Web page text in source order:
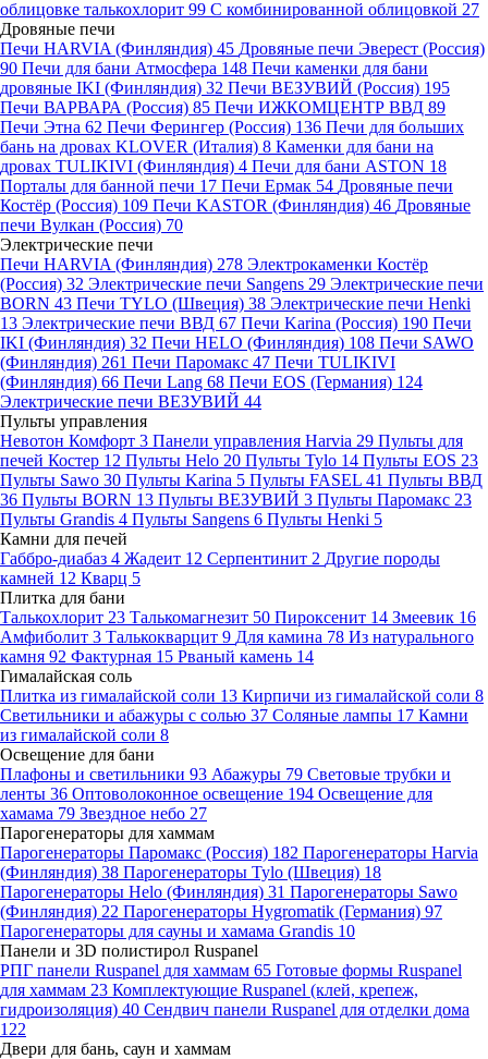
облицовке талькохлорит 99 С комбинированной облицовкой 27
Дровяные печи
Печи HARVIA (Финляндия) 45 Дровяные печи Эверест (Россия)
90 Печи для бани Атмосфера 148 Печи каменки для бани
дровяные IKI (Финляндия) 32 Печи ВЕЗУВИЙ (Россия) 195
Печи ВАРВАРА (Россия) 85 Печи ИЖКОМЦЕНТР ВВД 89
Печи Этна 62 Печи Ферингер (Россия) 136 Печи для больших
бань на дровах KLOVER (Италия) 8 Каменки для бани на
дровах TULIKIVI (Финляндия) 4 Печи для бани ASTON 18
Порталы для банной печи 17 Печи Ермак 54 Дровяные печи
Костёр (Россия) 109 Печи KASTOR (Финляндия) 46 Дровяные
печи Вулкан (Россия) 70
Электрические печи
Печи HARVIA (Финляндия) 278 Электрокаменки Костёр
(Россия) 32 Электрические печи Sangens 29 Электрические печи
BORN 43 Печи TYLO (Швеция) 38 Электрические печи Henki
13 Электрические печи ВВД 67 Печи Karina (Россия) 190 Печи
IKI (Финляндия) 32 Печи HELO (Финляндия) 108 Печи SAWO
(Финляндия) 261 Печи Паромакс 47 Печи TULIKIVI
(Финляндия) 66 Печи Lang 68 Печи EOS (Германия) 124
Электрические печи ВЕЗУВИЙ 44
Пульты управления
Невотон Комфорт 3 Панели управления Harvia 29 Пульты для
печей Костер 12 Пульты Helo 20 Пульты Tylo 14 Пульты EOS 23
Пульты Sawo 30 Пульты Karina 5 Пульты FASEL 41 Пульты ВВД
36 Пульты BORN 13 Пульты ВЕЗУВИЙ 3 Пульты Паромакс 23
Пульты Grandis 4 Пульты Sangens 6 Пульты Henki 5
Камни для печей
Габбро-диабаз 4 Жадеит 12 Серпентинит 2 Другие породы
камней 12 Кварц 5
Плитка для бани
Талькохлорит 23 Талькомагнезит 50 Пироксенит 14 Змеевик 16
Амфиболит 3 Талькокварцит 9 Для камина 78 Из натурального
камня 92 Фактурная 15 Рваный камень 14
Гималайская соль
Плитка из гималайской соли 13 Кирпичи из гималайской соли 8
Светильники и абажуры с солью 37 Соляные лампы 17 Камни
из гималайской соли 8
Освещение для бани
Плафоны и светильники 93 Абажуры 79 Световые трубки и
ленты 36 Оптоволоконное освещение 194 Освещение для
хамама 79 Звездное небо 27
Парогенераторы для хаммам
Парогенераторы Паромакс (Россия) 182 Парогенераторы Harvia
(Финляндия) 38 Парогенераторы Tylo (Швеция) 18
Парогенераторы Helo (Финляндия) 31 Парогенераторы Sawo
(Финляндия) 22 Парогенераторы Hygromatik (Германия) 97
Парогенераторы для сауны и хамама Grandis 10
Панели и 3D полистирол Ruspanel
РПГ панели Ruspanel для хаммам 65 Готовые формы Ruspanel
для хаммам 23 Комплектующие Ruspanel (клей, крепеж,
гидроизоляция) 40 Сендвич панели Ruspanel для отделки дома
122
Двери для бань, саун и хаммам